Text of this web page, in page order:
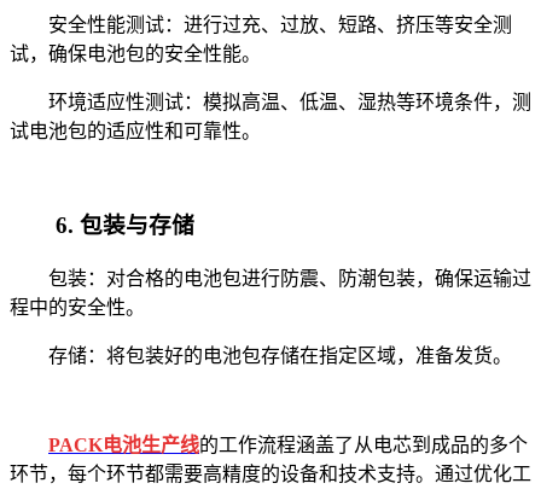
安全性能测试：进行过充、过放、短路、挤压等安全测
试，确保电池包的安全性能。
环境适应性测试：模拟高温、低温、湿热等环境条件，测
试电池包的适应性和可靠性。
6. 包装与存储
包装：对合格的电池包进行防震、防潮包装，确保运输过
程中的安全性。
存储：将包装好的电池包存储在指定区域，准备发货。
PACK电池生产线的工作流程涵盖了从电芯到成品的多个
环节，每个环节都需要高精度的设备和技术支持。通过优化工